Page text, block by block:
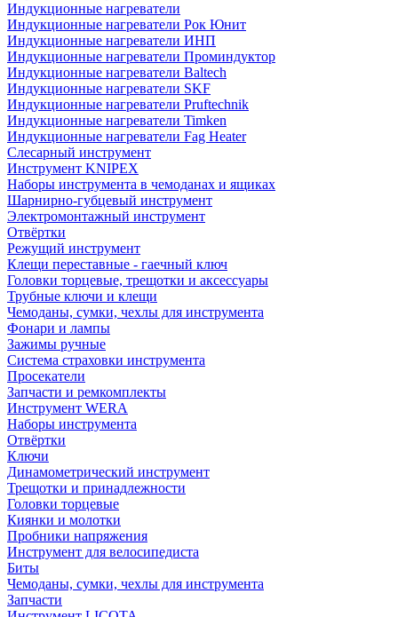
Индукционные нагреватели
Индукционные нагреватели Рок Юнит
Индукционные нагреватели ИНП
Индукционные нагреватели Проминдуктор
Индукционные нагреватели Baltech
Индукционные нагреватели SKF
Индукционные нагреватели Pruftechnik
Индукционные нагреватели Timken
Индукционные нагреватели Fag Heater
Слесарный инструмент
Инструмент KNIPEX
Наборы инструмента в чемоданах и ящиках
Шарнирно-губцевый инструмент
Электромонтажный инструмент
Отвёртки
Режущий инструмент
Клещи переставные - гаечный ключ
Головки торцевые, трещотки и аксессуары
Трубные ключи и клещи
Чемоданы, сумки, чехлы для инструмента
Фонари и лампы
Зажимы ручные
Система страховки инструмента
Просекатели
Запчасти и ремкомплекты
Инструмент WERA
Наборы инструмента
Отвёртки
Ключи
Динамометрический инструмент
Трещотки и принадлежности
Головки торцевые
Киянки и молотки
Пробники напряжения
Инструмент для велосипедиста
Биты
Чемоданы, сумки, чехлы для инструмента
Запчасти